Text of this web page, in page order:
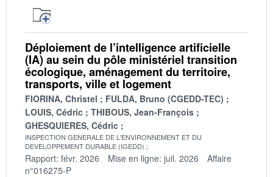
Déploiement de l’intelligence artificielle
(IA) au sein du pôle ministériel transition
écologique, aménagement du territoire,
transports, ville et logement
FIORINA, Christel
FULDA, Bruno (CGEDD-TEC)
LOUIS, Cédric
THIBOUS, Jean-François
GHESQUIERES, Cédric
INSPECTION GENERALE DE L'ENVIRONNEMENT ET DU
DEVELOPPEMENT DURABLE (IGEDD)
Rapport: févr. 2026 Mise en ligne: juil. 2026
Affaire
n°016275-P